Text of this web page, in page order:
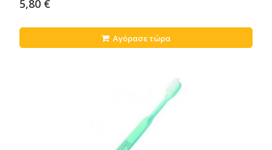
5,80 €
Αγόρασε τώρα